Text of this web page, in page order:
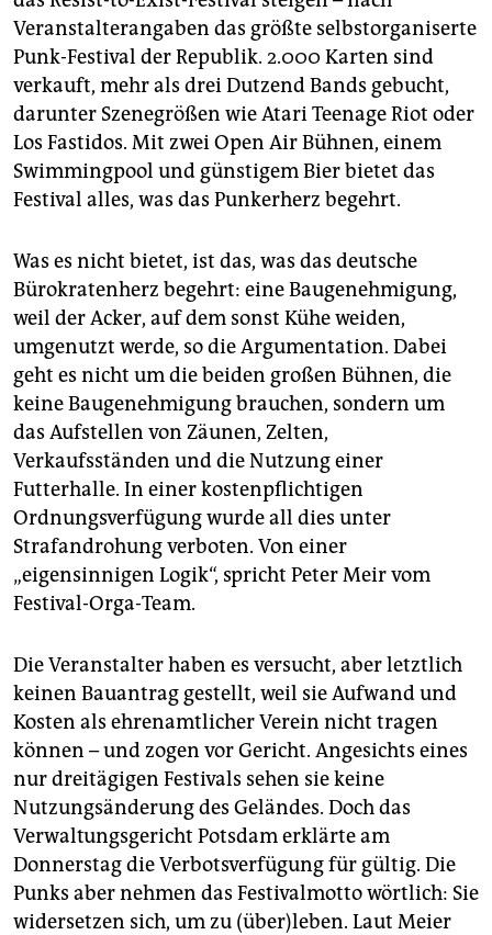
Veranstalterangaben das größte selbstorganiserte
Punk-Festival der Republik. 2.000 Karten sind
verkauft, mehr als drei Dutzend Bands gebucht,
darunter Szenegrößen wie Atari Teenage Riot oder
Los Fastidos. Mit zwei Open Air Bühnen, einem
Swimmingpool und günstigem Bier bietet das
Festival alles, was das Punkerherz begehrt.
Was es nicht bietet, ist das, was das deutsche
Bürokratenherz begehrt: eine Baugenehmigung,
weil der Acker, auf dem sonst Kühe weiden,
umgenutzt werde, so die Argumentation. Dabei
geht es nicht um die beiden großen Bühnen, die
keine Baugenehmigung brauchen, sondern um
das Aufstellen von Zäunen, Zelten,
Verkaufsständen und die Nutzung einer
Futterhalle. In einer kostenpflichtigen
Ordnungsverfügung wurde all dies unter
Strafandrohung verboten. Von einer
„eigensinnigen Logik“, spricht Peter Meir vom
Festival-Orga-Team.
Die Veranstalter haben es versucht, aber letztlich
keinen Bauantrag gestellt, weil sie Aufwand und
Kosten als ehrenamtlicher Verein nicht tragen
können – und zogen vor Gericht. Angesichts eines
nur dreitägigen Festivals sehen sie keine
Nutzungsänderung des Geländes. Doch das
Verwaltungsgericht Potsdam erklärte am
Donnerstag die Verbotsverfügung für gültig. Die
Punks aber nehmen das Festivalmotto wörtlich: Sie
widersetzen sich, um zu (über)leben. Laut Meier